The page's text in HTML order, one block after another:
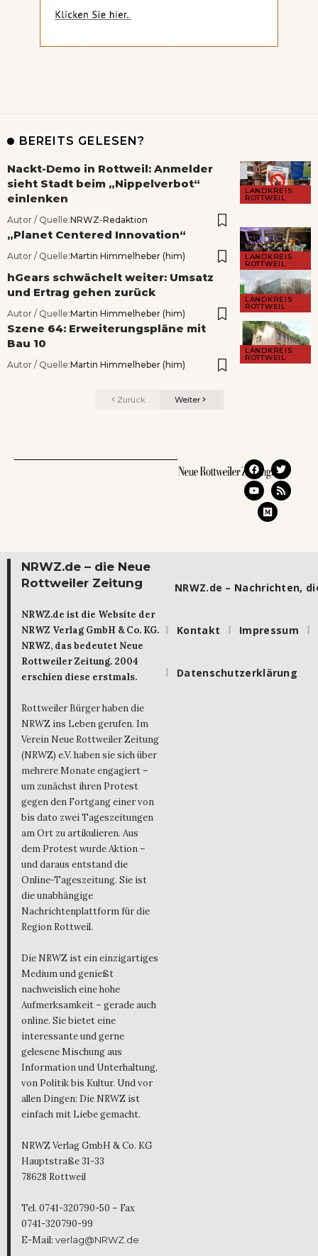
BEREITS GELESEN?
LANDKREIS
ROTTWEIL
Nackt-Demo in Rottweil: Anmelder
sieht Stadt beim „Nippelverbot“
einlenken
Autor / Quelle:NRWZ-Redaktion
LANDKREIS
ROTTWEIL
„Planet Centered Innovation“
Autor / Quelle:Martin Himmelheber (him)
LANDKREIS
ROTTWEIL
hGears schwächelt weiter: Umsatz
und Ertrag gehen zurück
Autor / Quelle:Martin Himmelheber (him)
LANDKREIS
ROTTWEIL
Szene 64: Erweiterungspläne mit
Bau 10
Autor / Quelle:Martin Himmelheber (him)
Zurück Weiter
NRWZ.de – die Neue
Rottweiler Zeitung
NRWZ.de ist die Website der
NRWZ Verlag GmbH & Co. KG.
NRWZ, das bedeutet Neue
Rottweiler Zeitung. 2004
erschien diese erstmals.
Rottweiler Bürger haben die
NRWZ ins Leben gerufen. Im
Verein Neue Rottweiler Zeitung
(NRWZ) e.V. haben sie sich über
mehrere Monate engagiert –
um zunächst ihren Protest
gegen den Fortgang einer von
bis dato zwei Tageszeitungen
am Ort zu artikulieren. Aus
dem Protest wurde Aktion –
und daraus entstand die
Online-Tageszeitung. Sie ist
die unabhängige
Nachrichtenplattform für die
Region Rottweil.
Die NRWZ ist ein einzigartiges
Medium und genießt
nachweislich eine hohe
Aufmerksamkeit – gerade auch
online. Sie bietet eine
interessante und gerne
gelesene Mischung aus
Information und Unterhaltung,
von Politik bis Kultur. Und vor
allen Dingen: Die NRWZ ist
einfach mit Liebe gemacht.
NRWZ Verlag GmbH & Co. KG
Hauptstraße 31-33
78628 Rottweil
Tel. 0741-320790-50 – Fax
0741-320790-99
E-Mail: verlag@NRWZ.de
NRWZ.de – Nachrichten,
Kontakt Impressum
Datenschutzerklärung